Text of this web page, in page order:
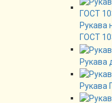
Рукава
ГОСТ
Рукава
Рукава